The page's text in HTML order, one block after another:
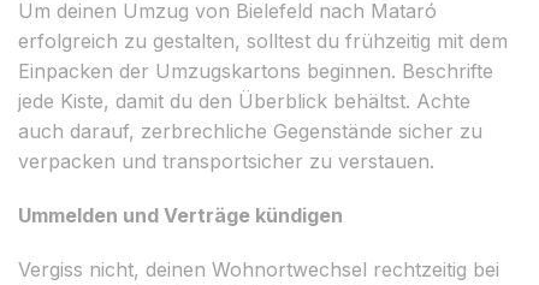
Um deinen Umzug von Bielefeld nach Mataró
erfolgreich zu gestalten, solltest du frühzeitig mit dem
Einpacken der Umzugskartons beginnen. Beschrifte
jede Kiste, damit du den Überblick behältst. Achte
auch darauf, zerbrechliche Gegenstände sicher zu
verpacken und transportsicher zu verstauen.
Ummelden und Verträge kündigen
Vergiss nicht, deinen Wohnortwechsel rechtzeitig bei